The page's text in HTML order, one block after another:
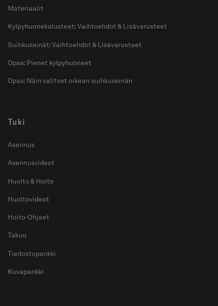
Materiaalit
Kylpyhuonekalusteet: Vaihtoehdot & Lisävarusteet
Suihkuseinät: Vaihtoehdot & Lisävarusteet
Opas: Pienet kylpyhuoneet
Opas: Näin valitset oikean suihkuseinän
Tuki
Asennus
Asennusvideot
Huolto & Hoito
Huoltovideot
Hoito-Ohjeet
Takuu
Tiedostopankki
Kuvapankki